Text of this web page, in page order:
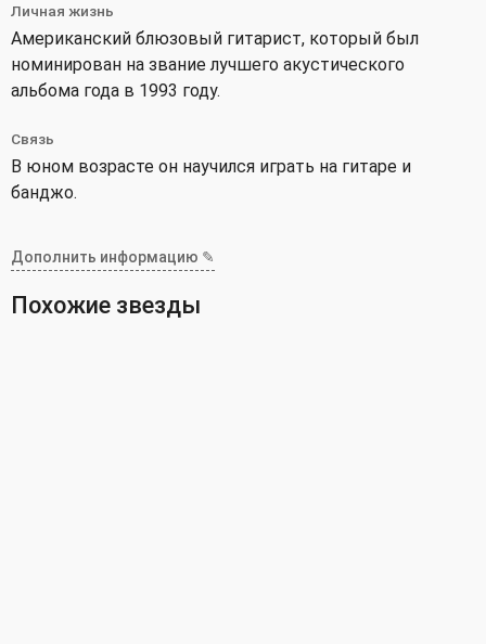
Личная жизнь
Американский блюзовый гитарист, который был
номинирован на звание лучшего акустического
альбома года в 1993 году.
Связь
В юном возрасте он научился играть на гитаре и
банджо.
Дополнить информацию ✎
Похожие звезды